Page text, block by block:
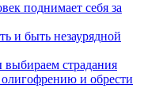
поднимает себя за
и быть незаурядной
страдания
и обрести